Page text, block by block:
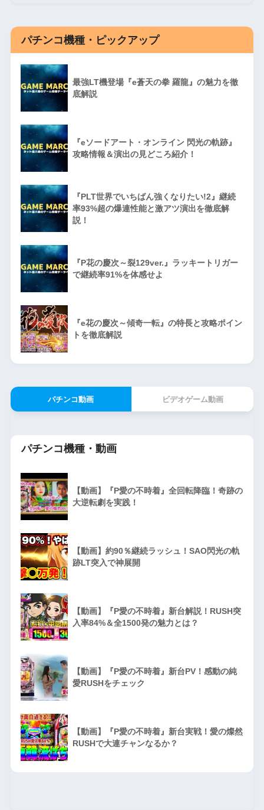
パチンコ機種・ピックアップ
最強LT機登場『e蒼天の拳 羅龍』の魅力を徹
底解説
『eソードアート・オンライン 閃光の軌跡』
攻略情報＆演出の見どころ紹介！
『PLT世界でいちばん強くなりたい!2』継続
率93%超の爆連性能と激アツ演出を徹底解
説！
『P花の慶次～裂129ver.』ラッキートリガー
で継続率91%を体感せよ
『e花の慶次～傾奇一転』の特長と攻略ポイン
トを徹底解説
パチンコ動画 ビデオゲーム動画
パチンコ機種・動画
【動画】『P愛の不時着』全回転降臨！奇跡の
大逆転劇を実践！
【動画】約90％継続ラッシュ！SAO閃光の軌
跡LT突入で神展開
【動画】『P愛の不時着』新台解説！RUSH突
入率84%＆全1500発の魅力とは？
【動画】『P愛の不時着』新台PV！感動の純
愛RUSHをチェック
【動画】『P愛の不時着』新台実戦！愛の燦然
RUSHで大連チャンなるか？